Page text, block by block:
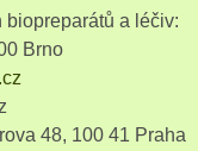
biopreparátů a léčiv:
Brno
48, 100 41 Praha